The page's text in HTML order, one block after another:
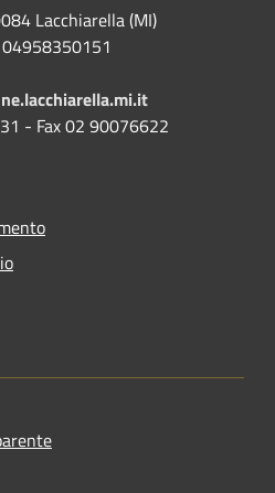
Lacchiarella (MI)
04958350151
- Fax 02 90076622